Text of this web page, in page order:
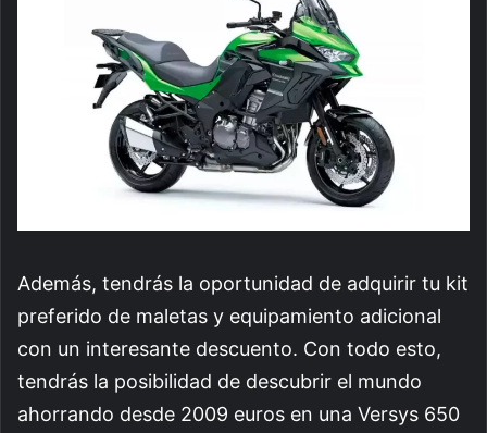
Además, tendrás la oportunidad de adquirir tu kit
preferido de maletas y equipamiento adicional
con un interesante descuento. Con todo esto,
tendrás la posibilidad de descubrir el mundo
ahorrando desde 2009 euros en una Versys 650